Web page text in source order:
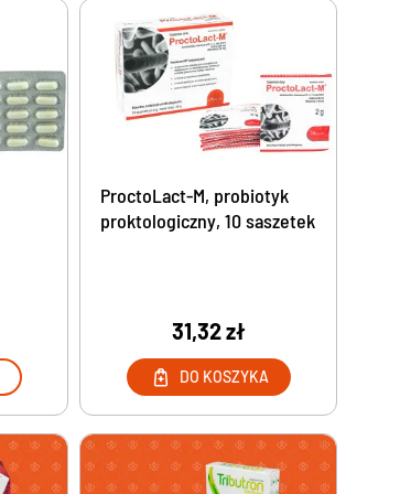
Herbatki ziołowe i mieszanki ziół
Herbaty ziołowe i mieszanki ziół
Preparaty dla diabetyków
Leki na cukrzycę bez recepty
Żywienie medyczne
Nestle Resource preparaty odżywcze
Olimp Nutramil
Środki odkażające
Preparaty do dezynfekcji skóry
Żele do dezynfekcji
Spraye na komary i kleszcze
ProctoLact-M, probiotyk
proktologiczny, 10 saszetek
31,32 zł
DO KOSZYKA